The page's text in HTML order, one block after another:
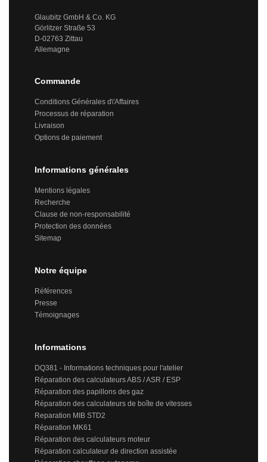
Glaubitz GmbH & Co. KG
Görlitzer Straße 53
D-02763 Zittau
Allemagne
Commande
Conditions Générales d\'Affaires
Processus de réparation
Livraison
Options de paiement
Informations générales
Mentions légales
Recherche
Clause de non-responsabilité
Protection des données
Sitemap
Notre équipe
Références
Presse
Témoignages
Informations
DQ381 - Informations techniques pour l'atelier
Réparation des calculateurs ABS / ASR / ESP
Réparation des papillons des gaz
Réparation des calculateurs de boîte de vitesses
Reparation MIB STD2
Réparation MK61
Réparation des calculateurs moteur
Réparation calculateur de direction assistée